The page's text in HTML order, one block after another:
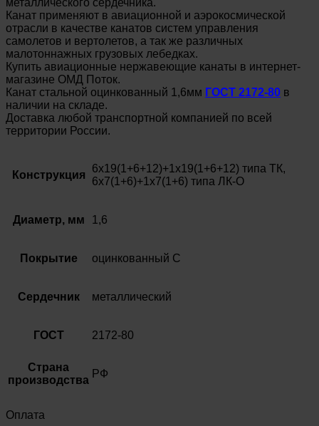
Канат применяют в авиационной и аэрокосмической
отрасли в качестве канатов систем управления
самолетов и вертолетов, а так же различных
малотоннажных грузовых лебедках.
Купить авиационные нержавеющие канаты в интернет-
магазине ОМД Поток.
Канат стальной оцинкованный 1,6мм ГОСТ 2172-80 в
наличии на складе.
Доставка любой транспортной компанией по всей
территории России.
Конструкция
6х19(1+6+12)+1х19(1+6+12) типа ТК,
6х7(1+6)+1х7(1+6) типа ЛК-О
Диаметр, мм 1,6
Покрытие оцинкованный С
Сердечник металлический
ГОСТ 2172-80
Страна
производства
РФ
Оплата